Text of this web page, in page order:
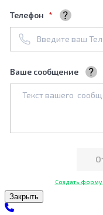
Телефон
Ваше сообщение
Создать форму
Закрыть